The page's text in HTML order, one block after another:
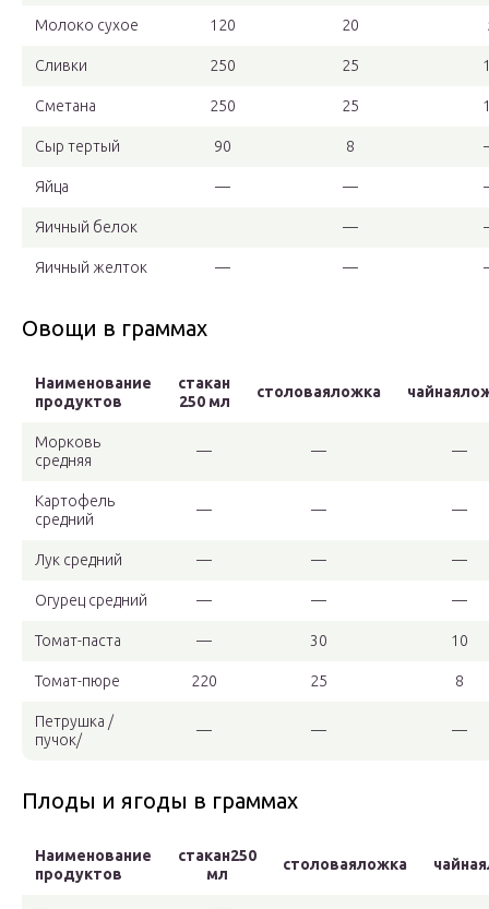
Молоко сухое 120 20
Сливки 250 25
Сметана 250 25
Сыр тертый 90 8
Яйца — —
Яичный белок —
Яичный желток — —
Овощи в граммах
Наименование
продуктов
стакан
250 мл
столоваяложка
Морковь
средняя
— — —
Картофель
средний
— — —
Лук средний — — —
Огурец средний — — —
Томат-паста — 30 10
Томат-пюре 220 25 8
Петрушка /
пучок/
— — —
Плоды и ягоды в граммах
Наименование
продуктов
стакан250
мл
столоваяложка